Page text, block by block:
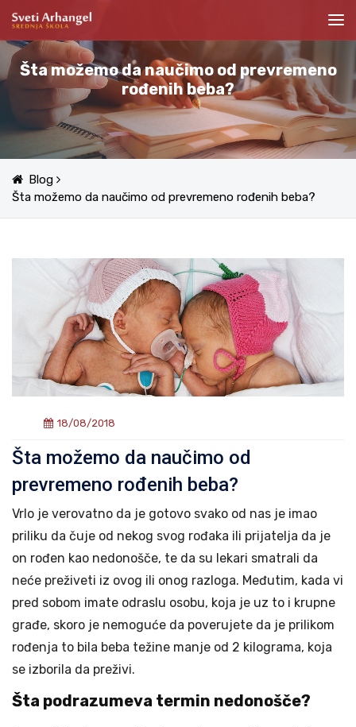
Šta možemo da naučimo od prevremeno
rođenih beba?
Blog
Šta možemo da naučimo od prevremeno rođenih beba?
18/08/2018
Šta možemo da naučimo od
prevremeno rođenih beba?
Vrlo je verovatno da je gotovo svako od nas je imao
priliku da čuje od nekog svog rođaka ili prijatelja da je
on rođen kao nedonošče, te da su lekari smatrali da
neće preživeti iz ovog ili onog razloga. Međutim, kada vi
pred sobom imate odraslu osobu, koja je uz to i krupne
građe, skoro je nemoguće da poverujete da je prilikom
rođenja to bila beba težine manje od 2 kilograma, koja
se izborila da preživi.
Šta podrazumeva termin nedonošče?